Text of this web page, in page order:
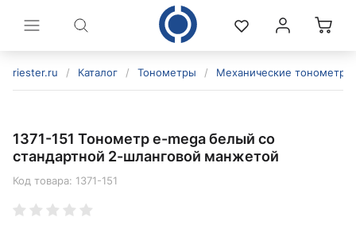
riester.ru / Каталог / Тонометры / Механические тонометры
1371-151 Тонометр e-mega белый со
стандартной 2-шланговой манжетой
Код товара: 1371-151